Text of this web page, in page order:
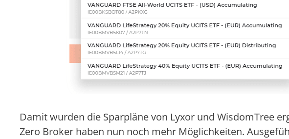
Damit wurden die Sparpläne von Lyxor und WisdomTree
Zero Broker haben nun noch mehr Möglichkeiten.